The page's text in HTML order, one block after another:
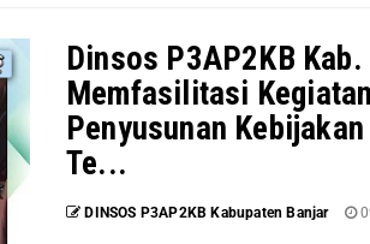
Dinsos P3AP2KB Kab.
Memfasilitasi Kegiatan
Penyusunan
Te...
DINSOS P3AP2KB Kabupaten Banjar